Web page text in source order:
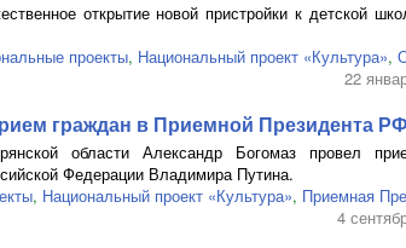
открытие новой пристройки к детской
проекты, Национальный проект «Культура»,
22
граждан в Приемной Президента РФ
области Александр Богомаз провел
Федерации Владимира Путина.
, Национальный проект «Культура», Приемная
4